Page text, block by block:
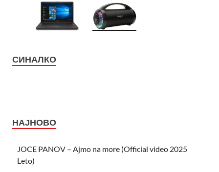
СИНАЛКО
НАЈНОВО
JOCE PANOV – Ajmo na more (Official video 2025
Leto)